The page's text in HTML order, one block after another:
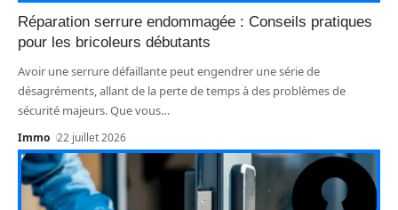
Réparation serrure endommagée : Conseils pratiques
pour les bricoleurs débutants
Avoir une serrure défaillante peut engendrer une série de
désagréments, allant de la perte de temps à des problèmes de
sécurité majeurs. Que vous…
Immo 22 juillet 2026